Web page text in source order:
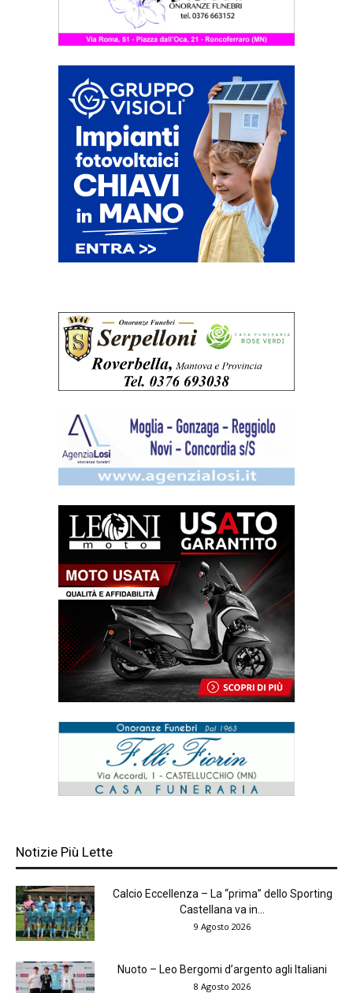
Notizie Più Lette
Calcio Eccellenza – La “prima” dello Sporting
Castellana va in...
9 Agosto 2026
Nuoto – Leo Bergomi d’argento agli Italiani
8 Agosto 2026